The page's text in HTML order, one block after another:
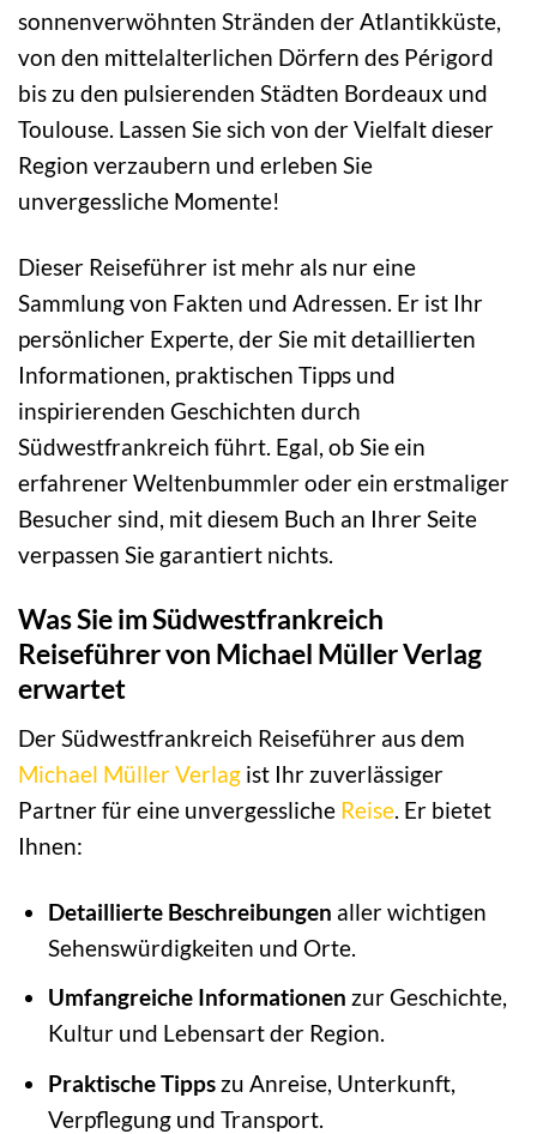
sonnenverwöhnten Stränden der Atlantikküste,
von den mittelalterlichen Dörfern des Périgord
bis zu den pulsierenden Städten Bordeaux und
Toulouse. Lassen Sie sich von der Vielfalt dieser
Region verzaubern und erleben Sie
unvergessliche Momente!
Dieser Reiseführer ist mehr als nur eine
Sammlung von Fakten und Adressen. Er ist Ihr
persönlicher Experte, der Sie mit detaillierten
Informationen, praktischen Tipps und
inspirierenden Geschichten durch
Südwestfrankreich führt. Egal, ob Sie ein
erfahrener Weltenbummler oder ein erstmaliger
Besucher sind, mit diesem Buch an Ihrer Seite
verpassen Sie garantiert nichts.
Was Sie im Südwestfrankreich
Reiseführer von Michael Müller Verlag
erwartet
Der Südwestfrankreich Reiseführer aus dem
Michael Müller Verlag ist Ihr zuverlässiger
Partner für eine unvergessliche Reise. Er bietet
Ihnen:
Detaillierte Beschreibungen aller wichtigen
Sehenswürdigkeiten und Orte.
Umfangreiche Informationen zur Geschichte,
Kultur und Lebensart der Region.
Praktische Tippszu Anreise, Unterkunft,
Verpflegung und Transport.